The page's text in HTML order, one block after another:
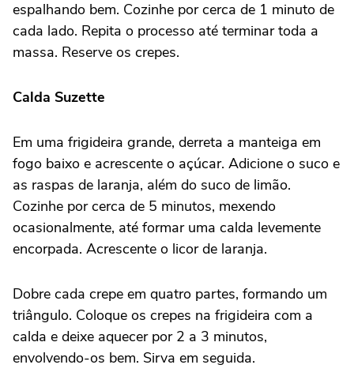
espalhando bem. Cozinhe por cerca de 1 minuto de
cada lado. Repita o processo até terminar toda a
massa. Reserve os crepes.
Calda Suzette
Em uma frigideira grande, derreta a manteiga em
fogo baixo e acrescente o açúcar. Adicione o suco e
as raspas de laranja, além do suco de limão.
Cozinhe por cerca de 5 minutos, mexendo
ocasionalmente, até formar uma calda levemente
encorpada. Acrescente o licor de laranja.
Dobre cada crepe em quatro partes, formando um
triângulo. Coloque os crepes na frigideira com a
calda e deixe aquecer por 2 a 3 minutos,
envolvendo-os bem. Sirva em seguida.